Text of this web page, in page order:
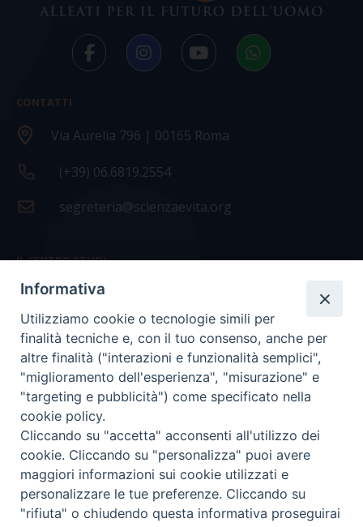
CONTATTI
Via Aurelia 796 | 00165 Roma
(+39) 06.6819.2554
segreteria@scienzaevita.org
IL CENTRO STUDI
La nostra storia
Statuto
Presidenza e ufficio presidenza
Consiglio scientifico
Coordinamento nazionale
COPYRIGHT Scienza & Vita - C.F96600690588- Tutti i
Informativa
Utilizziamo cookie o tecnologie simili per
finalità tecniche e, con il tuo consenso, anche per
altre finalità ("interazioni e funzionalità semplici",
"miglioramento dell'esperienza", "misurazione" e
"targeting e pubblicità") come specificato nella
cookie policy.
Cliccando su "accetta" acconsenti all'utilizzo dei
cookie. Cliccando su "personalizza" puoi avere
maggiori informazioni sui cookie utilizzati e
personalizzare le tue preferenze. Cliccando su
"rifiuta" o chiudendo questa informativa proseguirai